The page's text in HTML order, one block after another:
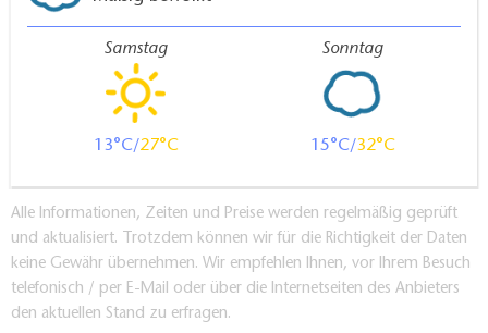
Samstag
13 27
Sonntag
15 32
Alle Informationen, Zeiten und Preise werden regelmäßig geprüft
und aktualisiert. Trotzdem können wir für die Richtigkeit der Daten
keine Gewähr übernehmen. Wir empfehlen Ihnen, vor Ihrem Besuch
telefonisch / per E-Mail oder über die Internetseiten des Anbieters
den aktuellen Stand zu erfragen.